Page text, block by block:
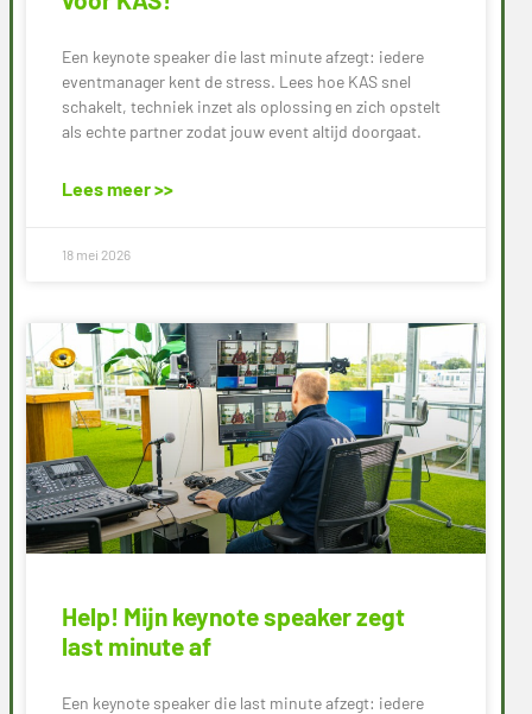
Een keynote speaker die last minute afzegt: iedere
eventmanager kent de stress. Lees hoe KAS snel
schakelt, techniek inzet als oplossing en zich opstelt
als echte partner zodat jouw event altijd doorgaat.
Lees meer >>
18 mei 2026
Help! Mijn keynote speaker zegt
last minute af
Een keynote speaker die last minute afzegt: iedere